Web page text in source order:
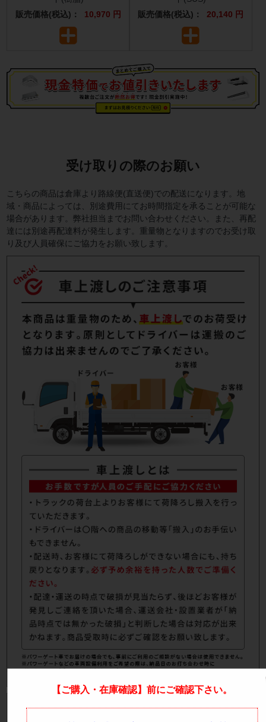
販売価格(税込)：
10,970 円
販売価格(税込)：
20,140 円
受け取りの際のお願い
こちらの商品は倉庫より路線便(直送便)での配送になります。地
域・商品によっては、別途費用にてお時間指定を承ることが可能な
場合があります。弊社担当までお問い合わせください。また、再配
達には別途再配達料が発生します。重量物となりますのでお受け取
り及び人員確保にご協力をお願い致します。
【ご購入・在庫確認】前にご確認下さい。